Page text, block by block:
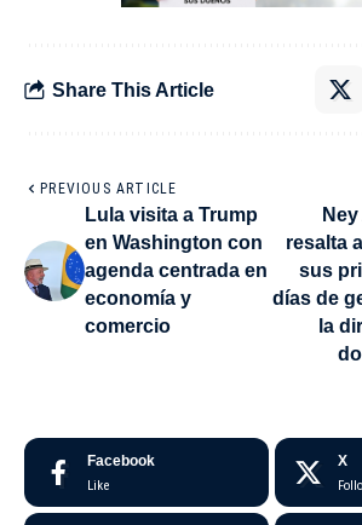
Share This Article
PREVIOUS ARTICLE
Lula visita a Trump
en Washington con
agenda centrada en
economía y
comercio
resalta
sus
días de
la
Facebook
Like
X